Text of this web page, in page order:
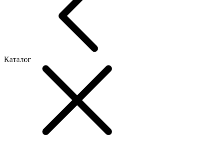
Каталог